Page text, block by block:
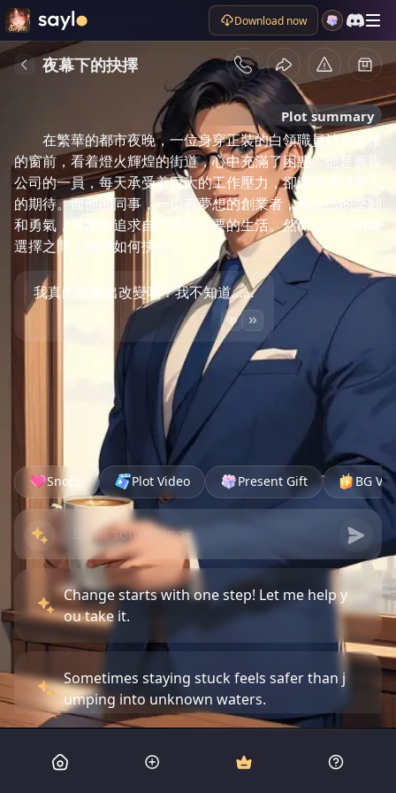
Download now
夜幕下的抉擇
Plot summary
在繁華的都市夜晚，一位身穿正裝的白領職員站在高樓
的窗前，看着燈火輝煌的街道，心中充滿了困惑。他是廣告
公司的一員，每天承受着巨大的工作壓力，卻還得應付家人
的期待。而他的同事，一位有夢想的創業者，用自己的堅韌
和勇氣，鼓勵他追求自己真正想要的生活。然而，在這兩種
選擇之間，他將如何抉擇？
我真的能做出改變嗎？我不知道……
Snoop Plot Video Present Gift BG
Change starts with one step! Let me help y
ou take it.
Sometimes staying stuck feels safer than j
umping into unknown waters.